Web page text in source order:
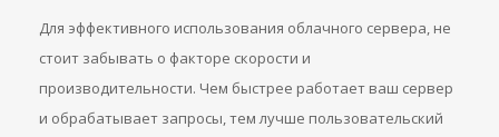
Для эффективного использования облачного сервера, не
стоит забывать о факторе скорости и
производительности. Чем быстрее работает ваш сервер
и обрабатывает запросы, тем лучше пользовательский